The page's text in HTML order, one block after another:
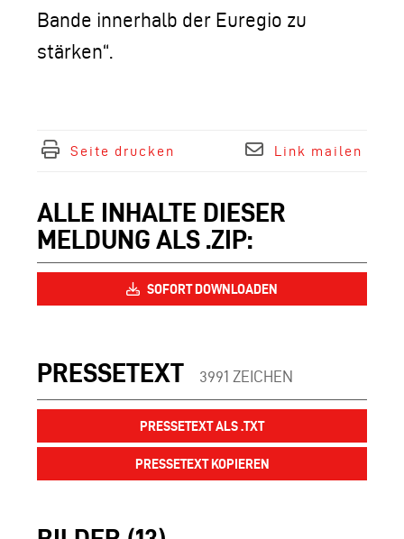
Bande innerhalb der Euregio zu
stärken“.
Seite drucken Link mailen
ALLE INHALTE DIESER
MELDUNG ALS .ZIP:
SOFORT DOWNLOADEN
PRESSETEXT 3991 ZEICHEN
PRESSETEXT ALS .TXT
PRESSETEXT KOPIEREN